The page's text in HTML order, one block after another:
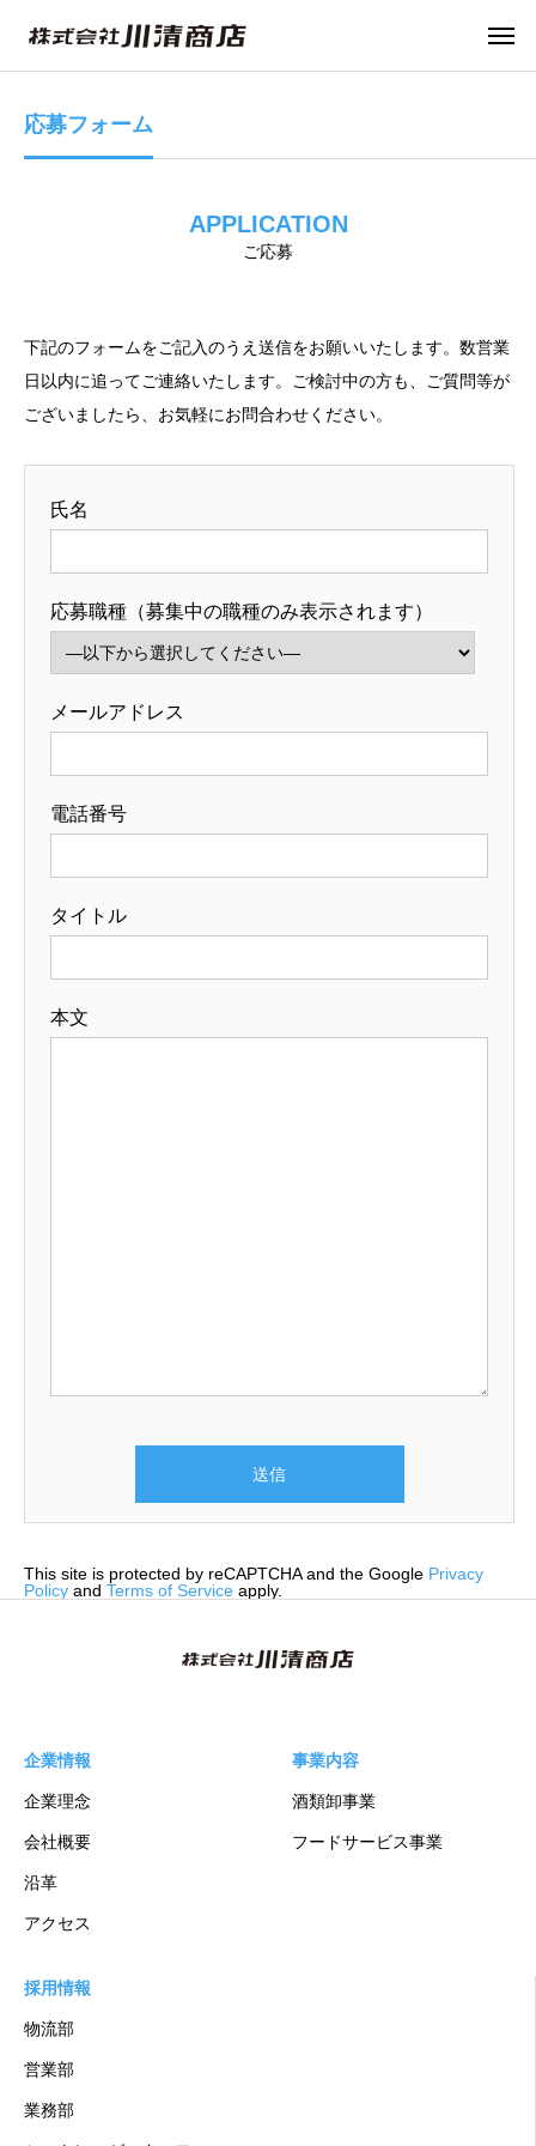
応募フォーム
APPLICATION
ご応募
下記のフォームをご記入のうえ送信をお願いいたします。数営業
日以内に追ってご連絡いたします。ご検討中の方も、ご質問等が
ございましたら、お気軽にお問合わせください。
氏名
応募職種（募集中の職種のみ表示されます）
メールアドレス
電話番号
タイトル
本文
This site is protected by reCAPTCHA and the Google Privacy
Policy and Terms of Service apply.
企業情報
企業理念
会社概要
沿革
アクセス
事業内容
酒類卸事業
フードサービス事業
採用情報
物流部
営業部
業務部